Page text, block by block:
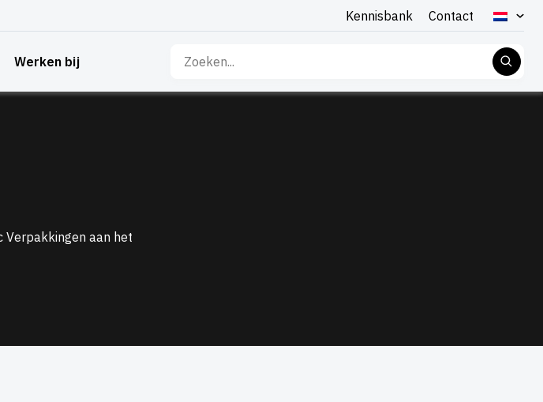
Kennisbank Contact
Werken bij
Zoeken
Verpakkingen aan het